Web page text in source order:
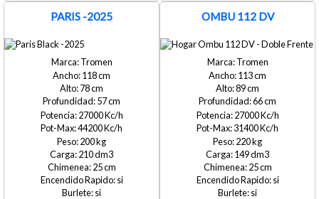
PARIS -2025
Tromen
118
78
57
27000
44200
200
210
25
si
si
OMBU 112 DV
Tromen
113
89
66
27000
31400
220
149
25
si
si